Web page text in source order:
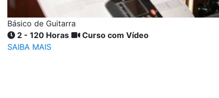
Básico de Guitarra
2 - 120 Horas
Curso com Vídeo
SAIBA MAIS